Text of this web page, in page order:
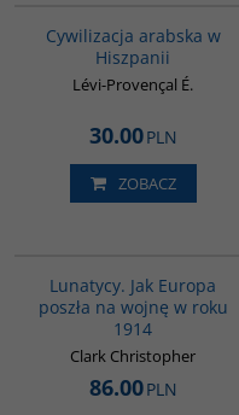
Cywilizacja arabska w
Hiszpanii
Lévi-Provençal É.
30.00PLN
ZOBACZ
Lunatycy. Jak Europa
poszła na wojnę w roku
1914
Clark Christopher
86.00PLN